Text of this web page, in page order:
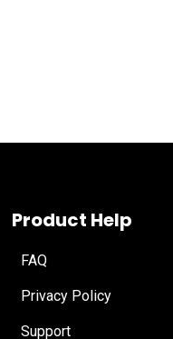
Product Help
FAQ
Privacy Policy
Support